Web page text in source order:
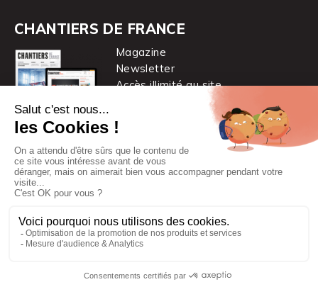
CHANTIERS DE FRANCE
Magazine
Newsletter
Accès illimité au site
Chantiers de France est une marque